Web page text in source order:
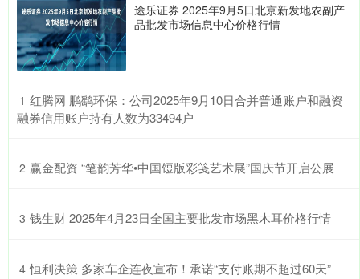
途乐证券 2025年9月5日北京新发地农副产
品批发市场信息中心价格行情
1 ​红腾网 鹏鹞环保：公司2025年9月10日合并普通账户和融资
融券信用账户持有人数为33494户
2 ​赢金配资 “笔韵芳华•中国饾版彩笺艺术展”国庆节开启公展
3 ​钱生财 2025年4月23日全国主要批发市场黑木耳价格行情
4 ​恒利决策 多家车企连夜宣布！承诺“支付账期不超过60天”